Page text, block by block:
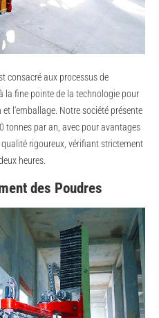
consacré aux processus de
la fine pointe de la technologie pour
l'emballage. Notre société présente
tonnes par an, avec pour avantages
qualité rigoureux, vérifiant strictement
heures.
des Poudres